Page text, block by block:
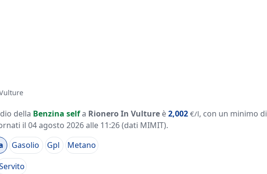
della Benzina selfa Rionero In Vulture è2,002 €/l, con un minimo di
il 04 agosto 2026 alle 11:26(dati MIMIT).
Gasolio Gpl
Metano